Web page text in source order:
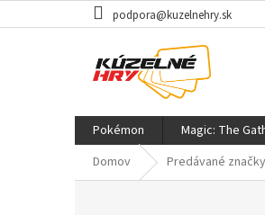
na
podpora@kuzelnehry.sk
Pokémon Magic: The
Domov
Predávané značky